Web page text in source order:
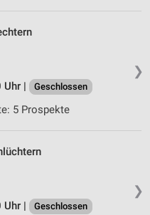
❯
Uhr |
Geschlossen
5 Prospekte
❯
Uhr |
Geschlossen